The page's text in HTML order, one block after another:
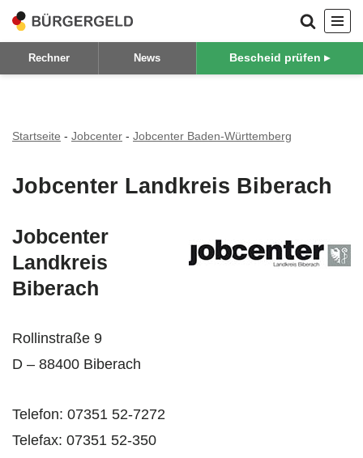
Zum
Inhalt
Rechner News Bescheid prüfen ▸
Startseite - Jobcenter - Jobcenter Baden-Württemberg
Jobcenter Landkreis Biberach
Jobcenter
Landkreis
Biberach
Rollinstraße 9
D – 88400 Biberach
Telefon: 07351 52-7272
Telefax: 07351 52-350